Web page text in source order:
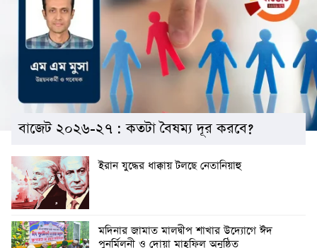
বাজেট ২০২৬-২৭ : কতটা বৈষম্য দূর করবে?
ইরান যুদ্ধের ধাক্কায় টলছে নেতানিয়াহু
মদিনার জামাত মালদ্বীপ শাখার উদ্যোগে ঈদ
পুনর্মিলনী ও দোয়া মাহফিল অনুষ্ঠিত